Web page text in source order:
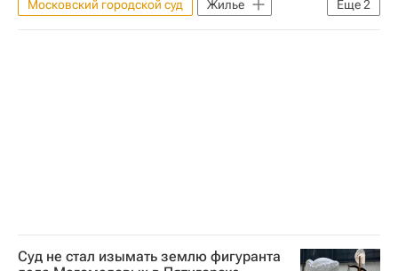
Еще2
Московский городской суд
Жилье
Москва
Лариса Долина
Суд не стал изымать землю фигуранта